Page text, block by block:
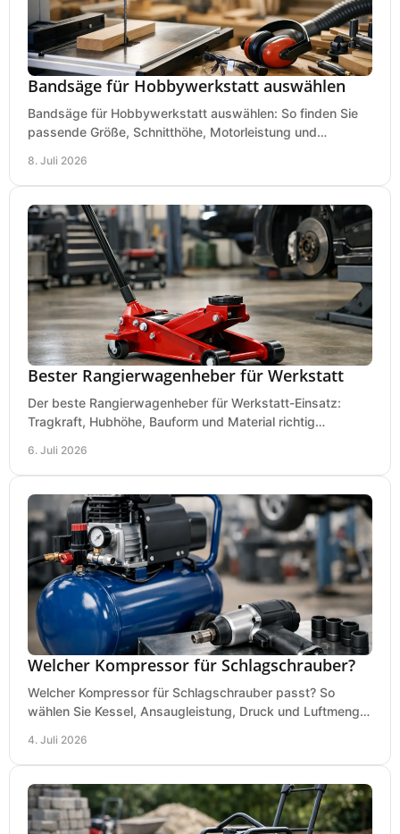
Bandsäge für Hobbywerkstatt auswählen
Bandsäge für Hobbywerkstatt auswählen: So finden Sie
passende Größe, Schnitthöhe, Motorleistung und
8. Juli 2026
Bester Rangierwagenheber für Werkstatt
Der beste Rangierwagenheber für Werkstatt-Einsatz:
Tragkraft, Hubhöhe, Bauform und Material richtig
6. Juli 2026
Welcher Kompressor für Schlagschrauber?
Welcher Kompressor für Schlagschrauber passt? So
wählen Sie Kessel, Ansaugleistung, Druck und Luftmenge
4. Juli 2026